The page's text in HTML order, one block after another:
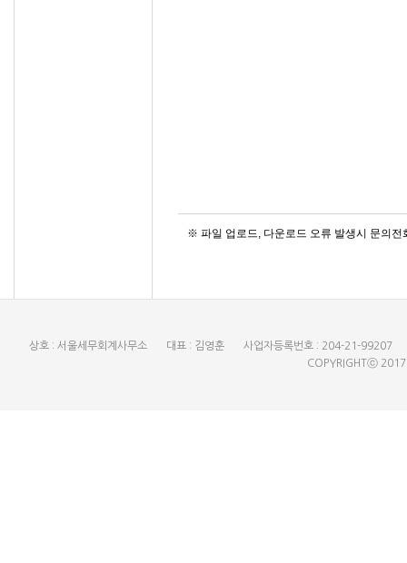
※ 파일 업로드, 다운로드 오류 발생시 문의
상호 : 서울세무회계사무소 대표 : 김영훈
사업자등록번호 : 204-21-99207
COPYRIGHTⓒ 2017